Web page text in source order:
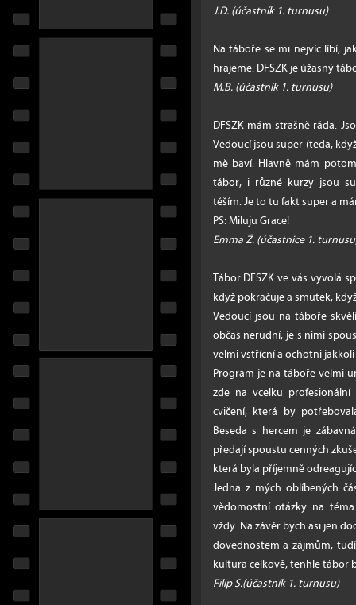
J.D. (účastník 1. turnusu)
Na táboře se mi nejvíc líbí,
hrajeme. DFSZK je úžasný
M.B. (účastník 1. turnusu)
DFSZK mám strašně ráda.
Vedoucí jsou super (teda,
mě baví. Hlavně mám
tábor, i různé kurzy jsou
těším. Je to tu fakt super a
PS: Miluju Grace!
Emma Ž. (účastnice 1.
Tábor DFSZK ve vás vyvolá
když pokračuje a smutek,
Vedoucí jsou na táboře
občas nerudní, je s nimi
velmi vstřícní a ochotni
Program je na táboře velmi
zde na vcelku
cvičení, která by
Beseda s hercem je
předají spoustu cenných
která byla příjemně
Jedna z mých oblíbených
vědomostní otázky na
vždy. Na závěr bych asi jen
dovednostem a zájmům,
kultura celkově, tenhle tábor
Filip S.(účastník 1. turnusu)